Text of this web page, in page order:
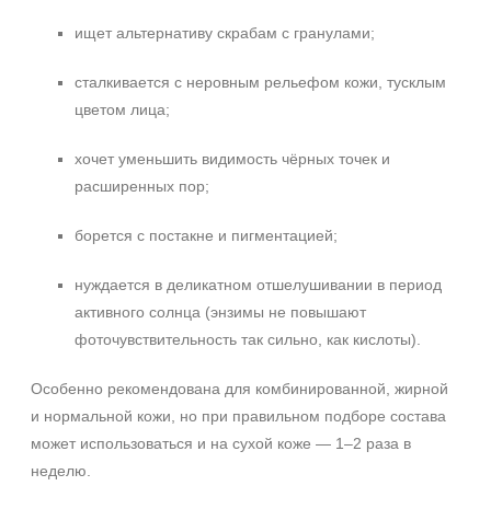
ищет альтернативу скрабам с гранулами;
сталкивается с неровным рельефом кожи, тусклым
цветом лица;
хочет уменьшить видимость чёрных точек и
расширенных пор;
борется с постакне и пигментацией;
нуждается в деликатном отшелушивании в период
активного солнца (энзимы не повышают
фоточувствительность так сильно, как кислоты).
Особенно рекомендована для комбинированной, жирной
и нормальной кожи, но при правильном подборе состава
может использоваться и на сухой коже — 1–2 раза в
неделю.